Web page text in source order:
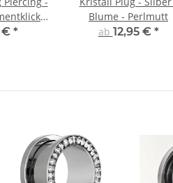
€ *
Blume - Perlmutt
ab 12,95 € *